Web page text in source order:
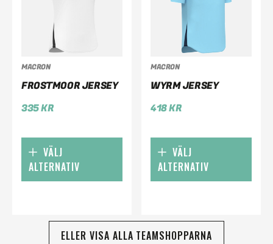
MACRON
FROSTMOOR JERSEY
335KR
VÄLJ
ALTERNATIV
MACRON
WYRM JERSEY
418KR
VÄLJ
ALTERNATIV
ELLER VISA ALLA TEAMSHOPPARNA